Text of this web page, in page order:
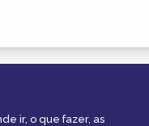
ir, o que fazer, as